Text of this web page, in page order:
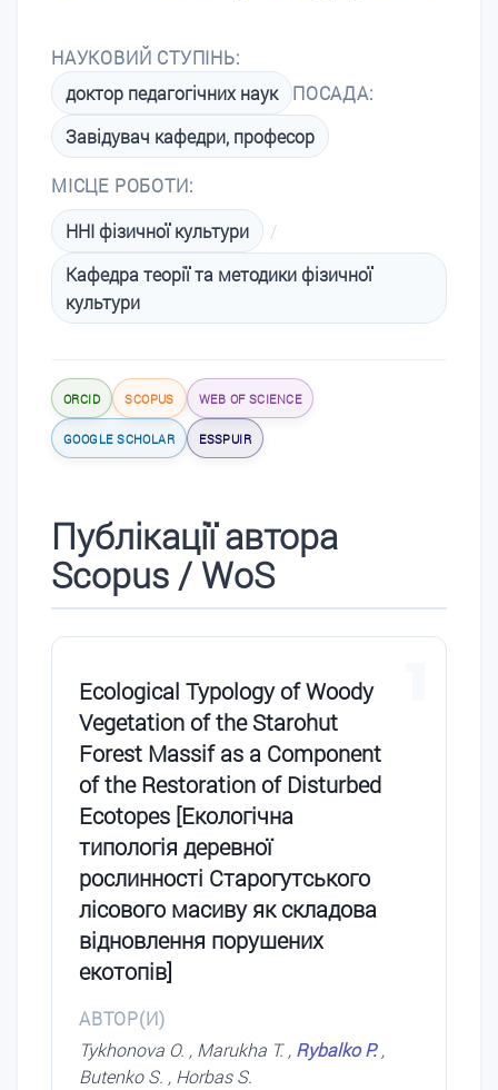
НАУКОВИЙ СТУПІНЬ:
доктор педагогічних наук
ПОСАДА:
Завідувач кафедри, професор
МІСЦЕ РОБОТИ:
ННІ фізичної культури
/
Кафедра теорії та методики фізичної
культури
ORCID SCOPUS WEB OF SCIENCE
GOOGLE SCHOLAR ESSPUIR
Публікації автора
Scopus / WoS
Ecological Typology of Woody
Vegetation of the Starohut
Forest Massif as a Component
of the Restoration of Disturbed
Ecotopes [Екологічна
типологія деревної
рослинності Старогутського
лісового масиву як складова
відновлення порушених
екотопів]
АВТОР(И)
Tykhonova O. , Marukha T. , Rybalko P.,
Butenko S. , Horbas S.